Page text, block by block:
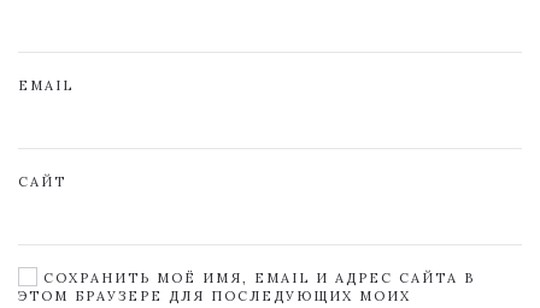
EMAIL
САЙТ
СОХРАНИТЬ МОЁ ИМЯ, EMAIL И АДРЕС САЙТА В
ЭТОМ БРАУЗЕРЕ ДЛЯ ПОСЛЕДУЮЩИХ МОИХ